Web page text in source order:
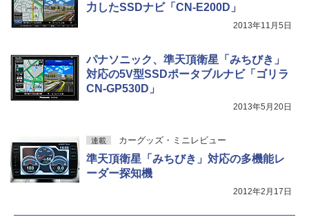
力したSSDナビ「CN-E200D」
2013年11月5日
パナソニック、準天頂衛星「みちびき」
対応の5V型SSDポータブルナビ「ゴリラ
CN-GP530D」
2013年5月20日
連載 カーグッズ・ミニレビュー
準天頂衛星「みちびき」対応の多機能レ
ーダー探知機
2012年2月17日